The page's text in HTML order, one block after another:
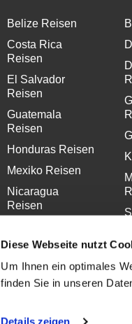
Diese Webseite nutzt
Um Ihnen ein optimales
finden Sie in unseren
Details zeigen
Belize Reisen
Costa Rica
Reisen
El Salvador
Reisen
Guatemala
Reisen
Honduras Reisen
Mexiko Reisen
Nicaragua
Reisen